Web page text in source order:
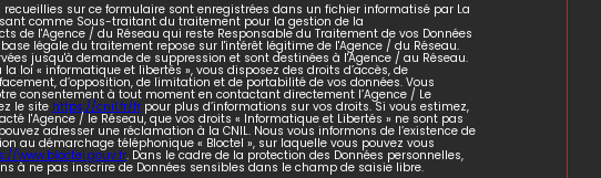
recueillies sur ce formulaire sont enregistrées dans un fichier informatisé par La
comme Sous-traitant du traitement pour la gestion de la
de l'Agence / du Réseau qui reste Responsable du Traitement de vos Données
base légale du traitement repose sur l'intérêt légitime de l'Agence / du Réseau.
jusqu'à demande de suppression et sont destinées à l'Agence / au Réseau.
loi « informatique et libertés », vous disposez des droits d’accès, de
d’opposition, de limitation et de portabilité de vos données. Vous
consentement à tout moment en contactant directement l’Agence / Le
le site https://cnil.fr/frpour plus d’informations sur vos droits. Si vous estimez,
l'Agence / le Réseau, que vos droits « Informatique et Libertés » ne sont pas
adresser une réclamation à la CNIL. Nous vous informons de l’existence de
au démarchage téléphonique « Bloctel », sur laquelle vous pouvez vous
www.bloctel.gouv.fr. Dans le cadre de la protection des Données personnelles,
à ne pas inscrire de Données sensibles dans le champ de saisie libre.